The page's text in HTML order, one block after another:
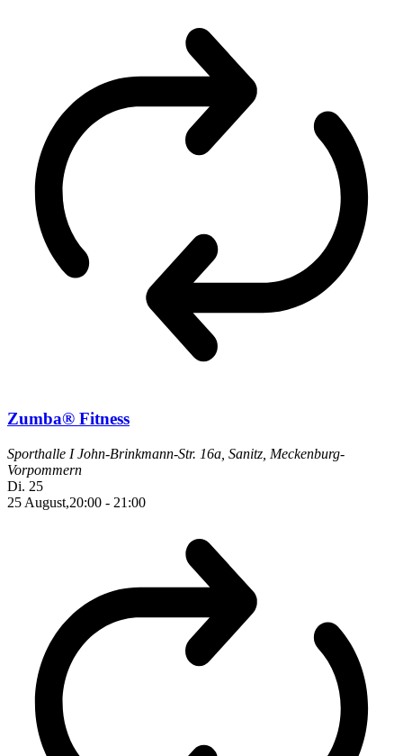
Zumba® Fitness
Sporthalle IJohn-Brinkmann-Str. 16a, Sanitz, Meckenburg-
Vorpommern
Di. 25
25 August,20:00 - 21:00